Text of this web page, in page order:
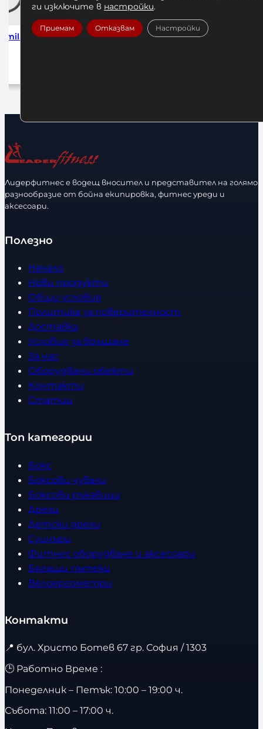
Заключващи Скоби за
Добавяне в количката
Боксов Чувал Amila
Лидерфитнес е водещ вносител и представител на голямо
разнообразие от бойна екипировка, фитнес уреди и
аксесоари.
Полезно
Начало
Нови продукти
Общи условия
Политика за поверителност
Доставка
Условия за връщане
За нас
Оборудвани обекти
Контакти
Статии
Топ категории
Бокс
Боксови чували
Боксови ръкавици
Дрехи
Детски дрехи
Суичъри
Фитнес оборудване и аксесоари
Бягащи пътеки
Велоергометри
Контакти
📍 бул. Христо Ботев 67 гр. София / 1303
🕒 Работно Време :
Понеделник – Петък: 10:00 – 19:00 ч.
Събота: 11:00 – 17:00 ч.
ги изключите в настройки.
Приемам Отказвам Настройки